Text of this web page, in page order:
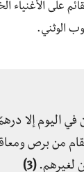
على الأغنياء
الوثني.
اليوم إلا
من برص
لغيرهم.(3)